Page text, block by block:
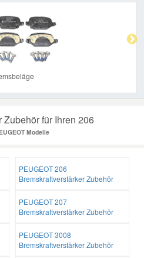
Zubehör für Ihren 206
Modelle
PEUGEOT 206
Bremskraftverstärker Zubehör
PEUGEOT 207
Bremskraftverstärker Zubehör
PEUGEOT 3008
Bremskraftverstärker Zubehör